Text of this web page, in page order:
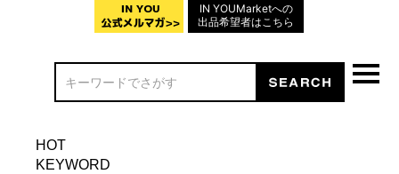
IN YOUMarketへの
出品希望者はこちら
HOT
KEYWORD